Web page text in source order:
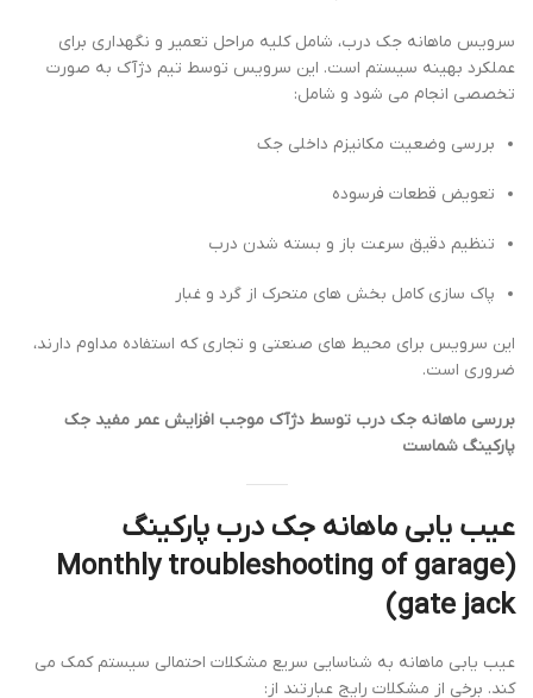
سرویس ماهانه جک درب، شامل کلیه مراحل تعمیر و نگهداری برای
عملکرد بهینه سیستم است. این سرویس توسط تیم دژآک به صورت
تخصصی انجام می شود و شامل:
بررسی وضعیت مکانیزم داخلی جک
تعویض قطعات فرسوده
تنظیم دقیق سرعت باز و بسته شدن درب
پاک سازی کامل بخش های متحرک از گرد و غبار
این سرویس برای محیط های صنعتی و تجاری که استفاده مداوم دارند،
ضروری است.
بررسی ماهانه جک درب توسط دژآک موجب افزایش عمر مفید جک
پارکینگ شماست
عیب یابی ماهانه جک درب پارکینگ
(Monthly troubleshooting of garage
gate jack)
عیب یابی ماهانه به شناسایی سریع مشکلات احتمالی سیستم کمک می
کند. برخی از مشکلات رایج عبارتند از: